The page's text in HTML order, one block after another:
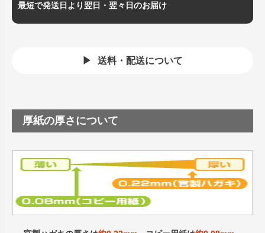
最短で発送日より翌日・翌々日のお届け
送料・配送について
厚紙の厚さについて